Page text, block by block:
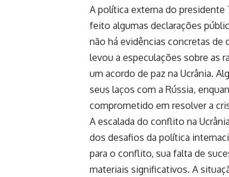
A política externa do presidente
feito algumas declarações
não há evidências concretas de
levou a especulações sobre as
um acordo de paz na Ucrânia.
seus laços com a Rússia,
comprometido em resolver a
A escalada do conflito na
dos desafios da política
para o conflito, sua falta de
materiais significativos. A